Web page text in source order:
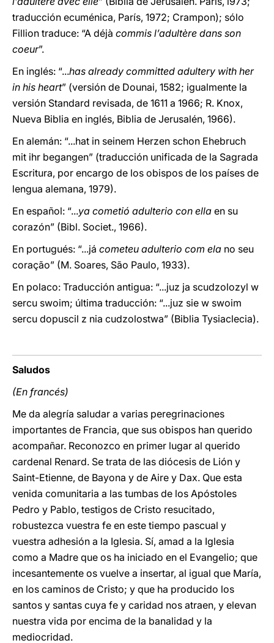
traducción ecuménica, París, 1972; Crampon); sólo
Fillion traduce: “A déjà commis l’adultère dans son
coeur”.
En inglés: “...has already committed adultery with her
in his heart” (versión de Dounai, 1582; igualmente la
versión Standard revisada, de 1611 a 1966; R. Knox,
Nueva Biblia en inglés, Biblia de Jerusalén, 1966).
En alemán: “...hat in seinem Herzen schon Ehebruch
mit ihr begangen” (traducción unificada de la Sagrada
Escritura, por encargo de los obispos de los países de
lengua alemana, 1979).
En español: “...ya cometió adulterio con ella en su
corazón” (Bibl. Societ., 1966).
En portugués: “...já cometeu adulterio com ela no seu
coração” (M. Soares, São Paulo, 1933).
En polaco: Traducción antigua: “...juz ja scudzolozyl w
sercu swoim; última traducción: “...juz sie w swoim
sercu dopuscil z nia cudzolostwa” (Biblia Tysiaclecia).
Saludos
(En francés)
Me da alegría saludar a varias peregrinaciones
importantes de Francia, que sus obispos han querido
acompañar. Reconozco en primer lugar al querido
cardenal Renard. Se trata de las diócesis de Lión y
Saint-Etienne, de Bayona y de Aire y Dax. Que esta
venida comunitaria a las tumbas de los Apóstoles
Pedro y Pablo, testigos de Cristo resucitado,
robustezca vuestra fe en este tiempo pascual y
vuestra adhesión a la Iglesia. Sí, amad a la Iglesia
como a Madre que os ha iniciado en el Evangelio; que
incesantemente os vuelve a insertar, al igual que María,
en los caminos de Cristo; y que ha producido los
santos y santas cuya fe y caridad nos atraen, y elevan
nuestra vida por encima de la banalidad y la
mediocridad.